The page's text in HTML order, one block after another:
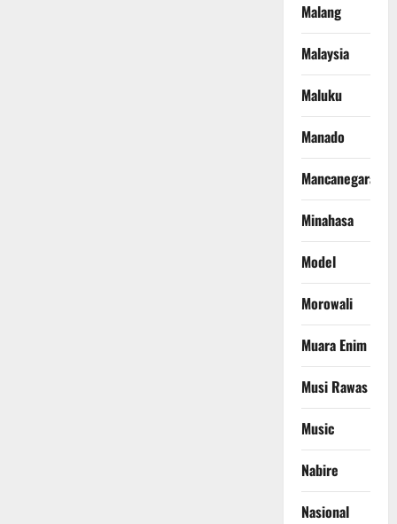
Malang
Malaysia
Maluku
Manado
Mancanegara
Minahasa
Model
Morowali
Muara Enim
Musi Rawas
Music
Nabire
Nasional